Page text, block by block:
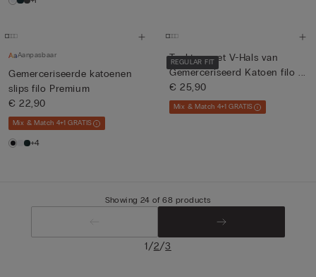
Aanpasbaar
Gemerceriseerde katoenen
slips filo Premium
€ 22,90
Mix & Match 4+1 GRATIS
+4
REGULAR FIT
Tanktop met V-Hals van
Gemerceriseerd Katoen filo ...
€ 25,90
Mix & Match 4+1 GRATIS
Showing 24 of 68 products
1/2/3